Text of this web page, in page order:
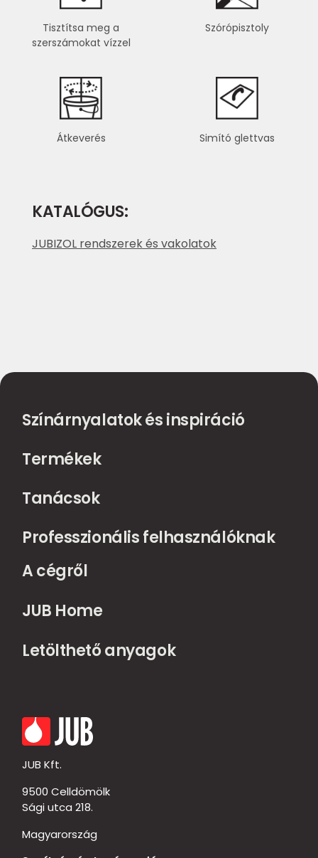
Tisztítsa meg a
szerszámokat vízzel
Szórópisztoly
Átkeverés Simító glettvas
KATALÓGUS:
JUBIZOL rendszerek és vakolatok
Színárnyalatok és inspiráció
Termékek
Tanácsok
Professzionális felhasználóknak
A cégről
JUB Home
Letölthető anyagok
JUB Kft.
9500 Celldömölk
Sági utca 218.
Magyarország